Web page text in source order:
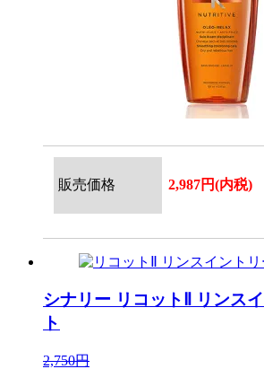
販売価格 2,987円(内税)
シナリー リコットⅡ リンス
ト
2,750円